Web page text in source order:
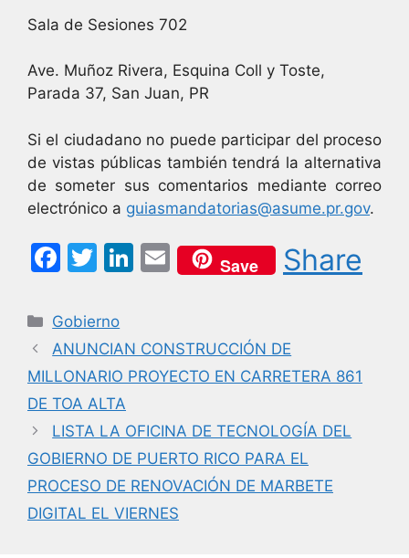
Sala de Sesiones 702
Ave. Muñoz Rivera, Esquina Coll y Toste,
Parada 37, San Juan, PR
Si el ciudadano no puede participar del proceso
de vistas públicas también tendrá la alternativa
de someter sus comentarios mediante correo
electrónico a guiasmandatorias@asume.pr.gov.
F
c
e
b
o
o
k
T
itt
er
Li
e
dI
E
m
l
Save Share
Categorías
Gobierno
ANUNCIAN CONSTRUCCIÓN DE
MILLONARIO PROYECTO EN CARRETERA 861
DE TOA ALTA
LISTA LA OFICINA DE TECNOLOGÍA DEL
GOBIERNO DE PUERTO RICO PARA EL
PROCESO DE RENOVACIÓN DE MARBETE
DIGITAL EL VIERNES